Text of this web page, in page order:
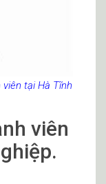
tại Hà Tĩnh
viên